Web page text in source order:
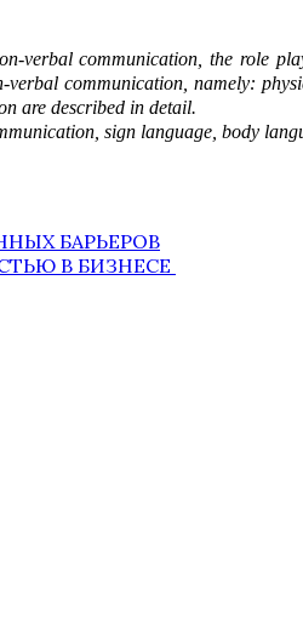
verbal communication, the role
verbal communication, namely: physi
are described in detail.
sign language, body
БАРЬЕРОВ
В БИЗНЕСЕ